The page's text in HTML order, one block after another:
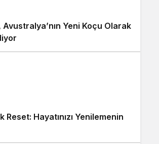
Avustralya’nın Yeni Koçu Olarak
Reset: Hayatınızı Yenilemenin